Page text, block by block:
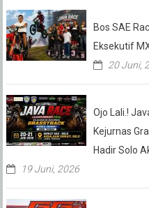
Bos SAE
Eksekutif
20 Juni,
Ojo Lali.!
Kejurnas
Hadir Solo
19 Juni, 2026